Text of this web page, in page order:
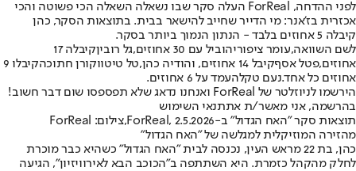
לפני ההדחה, ForReal העלה סקר שבו נשאלה השאלה הכי פשוטה והכי
אכזרית בז'אנר: מי הדייר שחייב להישאר בבית. בתוצאות הסקר, כהן
קיבלה 5 אחוזים בלבד - הנתון הנמוך ביותר בסקר.
לשם השוואה,עומר ציפוריהוביל עם 30 אחוזים, גל רובין
קיבלה 17
אחוזים,פטל אסףקיבל 14 אחוזים, ו הודיה כהן,טל טיטווקורן חתוכה
קיבלו 9
אחוזים כל אחד.נעם טקלהעמד על 6 אחוזים.
הירשמו לניוזלטר של ForReal ואנחנו נדאג שלא תפספסו שום דבר חשוב!
בהרשמה, אני מאשר/ת אתתנאי השימוש
תוצאות סקר "האח הגדול" ב-ForReal, 2.5.2026,צילום: ForReal
מהזירה המוזיקלית למגלשה של "האח הגדול"
כהן, בת 22 מראש העין, נכנסה לבית "האח הגדול" כשהיא כבר מוכרת
לחלק מהקהל כזמרת. היא השתתפה ב"הכוכב הבא לאירוויזיון", הגיעה